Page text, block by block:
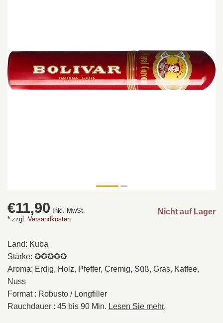
€11,90
Inkl. MwSt.
* zzgl. Versandkosten
Nicht auf Lager
Land: Kuba
Stärke: ✪✪✪✪✪
Aroma: Erdig, Holz, Pfeffer, Cremig, Süß, Gras, Kaffee,
Nuss
Format : Robusto / Longfiller
Rauchdauer : 45 bis 90 Min. Lesen Sie mehr.